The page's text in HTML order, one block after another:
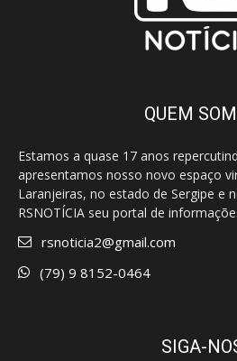
QUEM
Estamos a quase 17 anos
apresentamos nosso novo espaço
Laranjeiras, no estado de Sergipe e
RSNOTÍCIA seu portal de
rsnoticia2@gmail.com
(79) 9 8152-0464
SIGA-